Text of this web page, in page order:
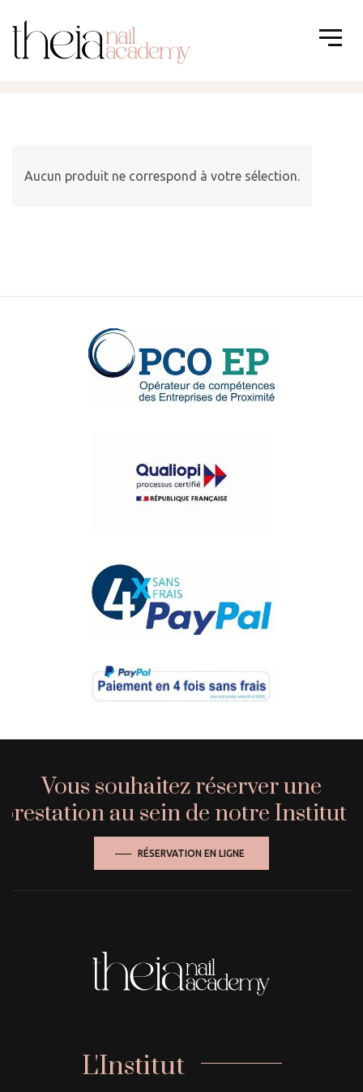
Aucun produit ne correspond à votre sélection.
Vous souhaitez réserver une
prestation au sein de notre Institut ?
RÉSERVATION EN LIGNE
L'Institut